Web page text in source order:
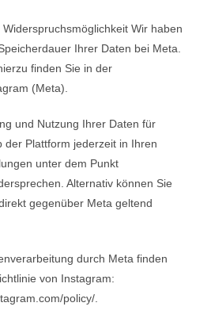
Wir haben
Ihrer Daten bei Meta.
finden Sie in der
(Meta).
und Nutzung Ihrer Daten für
der Plattform jederzeit in Ihren
unter dem Punkt
Alternativ können Sie
gegenüber Meta geltend
durch Meta finden
von Instagram:
policy/.